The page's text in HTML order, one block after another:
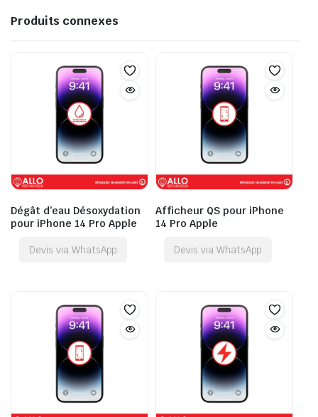
Produits connexes
Dégât d’eau Désoxydation
pour iPhone 14 Pro Apple
Devis via WhatsApp
Afficheur QS pour iPhone
14 Pro Apple
Devis via WhatsApp